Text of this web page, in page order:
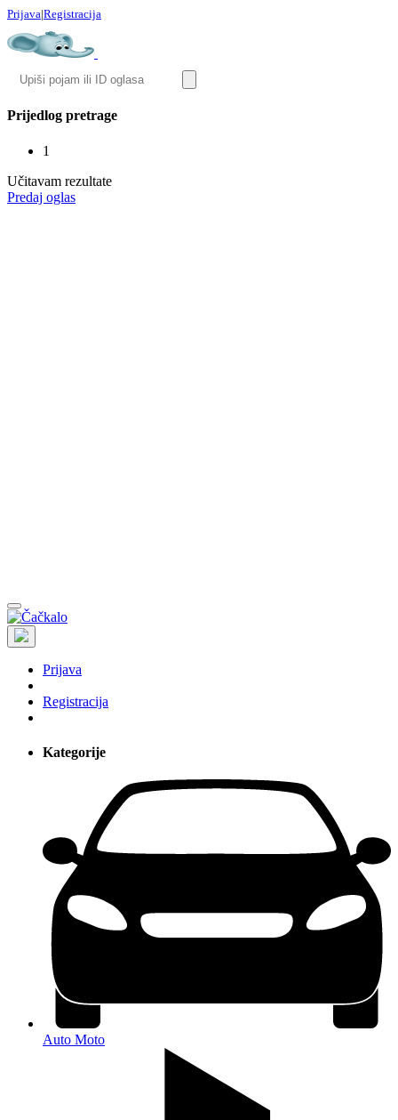
Prijava|Registracija
Prijedlog pretrage
1
Učitavam rezultate
Predaj oglas
Prijava
Registracija
Kategorije
Auto Moto